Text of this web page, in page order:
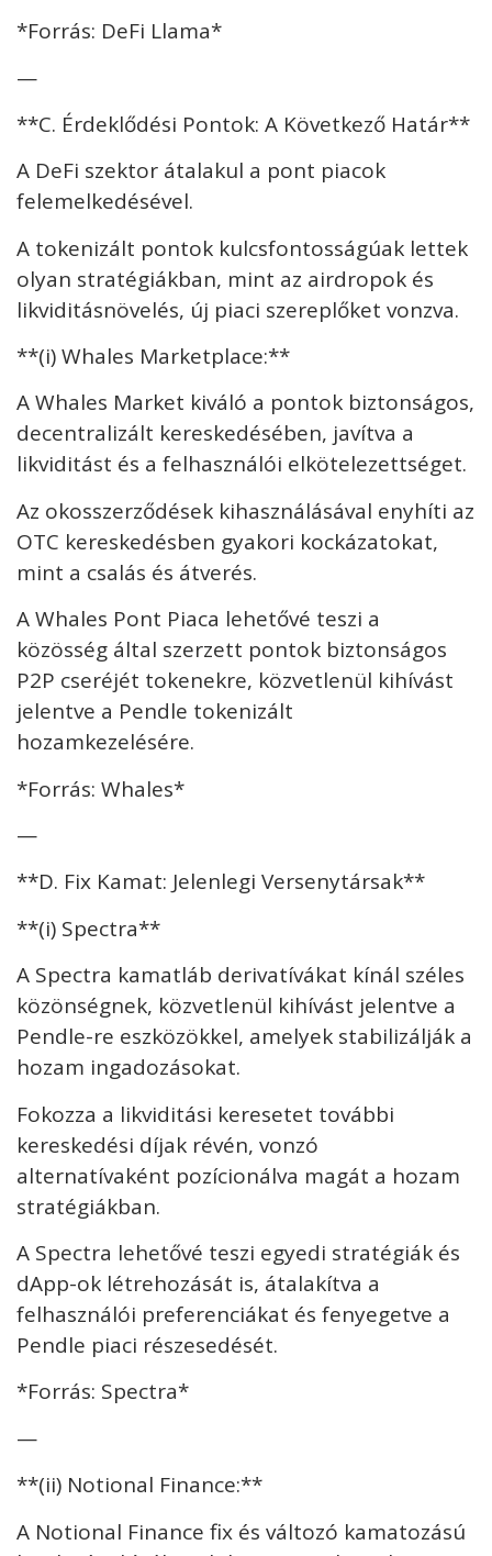
*Forrás: DeFi Llama*
—
**C. Érdeklődési Pontok: A Következő Határ**
A DeFi szektor átalakul a pont piacok
felemelkedésével.
A tokenizált pontok kulcsfontosságúak lettek
olyan stratégiákban, mint az airdropok és
likviditásnövelés, új piaci szereplőket vonzva.
**(i) Whales Marketplace:**
A Whales Market kiváló a pontok biztonságos,
decentralizált kereskedésében, javítva a
likviditást és a felhasználói elkötelezettséget.
Az okosszerződések kihasználásával enyhíti az
OTC kereskedésben gyakori kockázatokat,
mint a csalás és átverés.
A Whales Pont Piaca lehetővé teszi a
közösség által szerzett pontok biztonságos
P2P cseréjét tokenekre, közvetlenül kihívást
jelentve a Pendle tokenizált
hozamkezelésére.
*Forrás: Whales*
—
**D. Fix Kamat: Jelenlegi Versenytársak**
**(i) Spectra**
A Spectra kamatláb derivatívákat kínál széles
közönségnek, közvetlenül kihívást jelentve a
Pendle-re eszközökkel, amelyek stabilizálják a
hozam ingadozásokat.
Fokozza a likviditási keresetet további
kereskedési díjak révén, vonzó
alternatívaként pozícionálva magát a hozam
stratégiákban.
A Spectra lehetővé teszi egyedi stratégiák és
dApp-ok létrehozását is, átalakítva a
felhasználói preferenciákat és fenyegetve a
Pendle piaci részesedését.
*Forrás: Spectra*
—
**(ii) Notional Finance:**
A Notional Finance fix és változó kamatozású